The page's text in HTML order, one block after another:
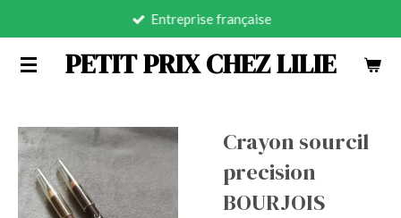
contenu
PETIT PRIX CHEZ LILIE
Entreprise française
Crayon sourcil
precision
BOURJOIS